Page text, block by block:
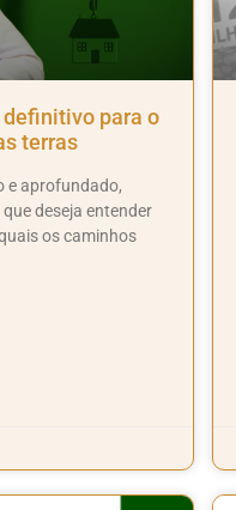
definitivo para o
terras
e aprofundado,
deseja entender
os caminhos